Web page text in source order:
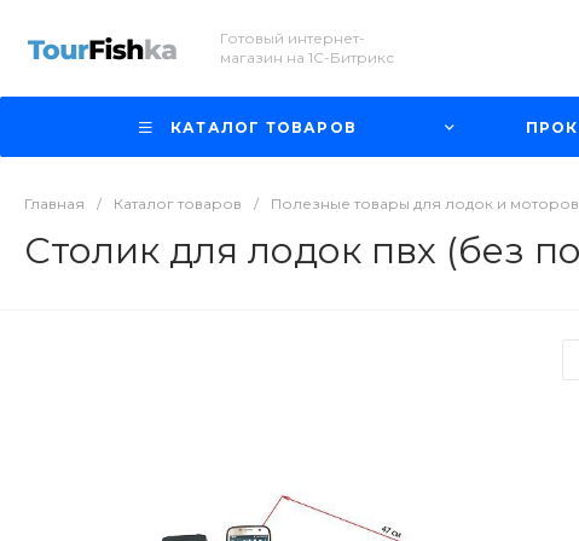
Готовый интернет-
магазин на 1С-Битрикс
КАТАЛОГ ТОВАРОВ
Главная / Каталог товаров / Полезные товары для лодок и моторов
Столик для лодок пвх (без